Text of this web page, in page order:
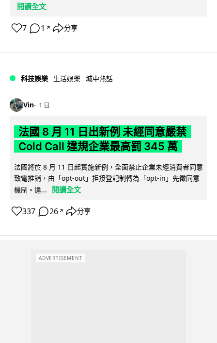
閱讀全文
7 1 ↗ 分享
科技娛樂 生活娛樂 城中熱話
Vin 1 日
法國 8 月 11 日出新例 未經同意嚴禁
Cold Call 違規企業最高罰 345 萬
法國將於 8 月 11 日起實施新例，全面禁止企業未經消費者同意
致電推銷，由「opt-out」拒接登記制轉為「opt-in」先徵同意
機制。違...
閱讀全文
337 26 ↗ 分享
ADVERTISEMENT